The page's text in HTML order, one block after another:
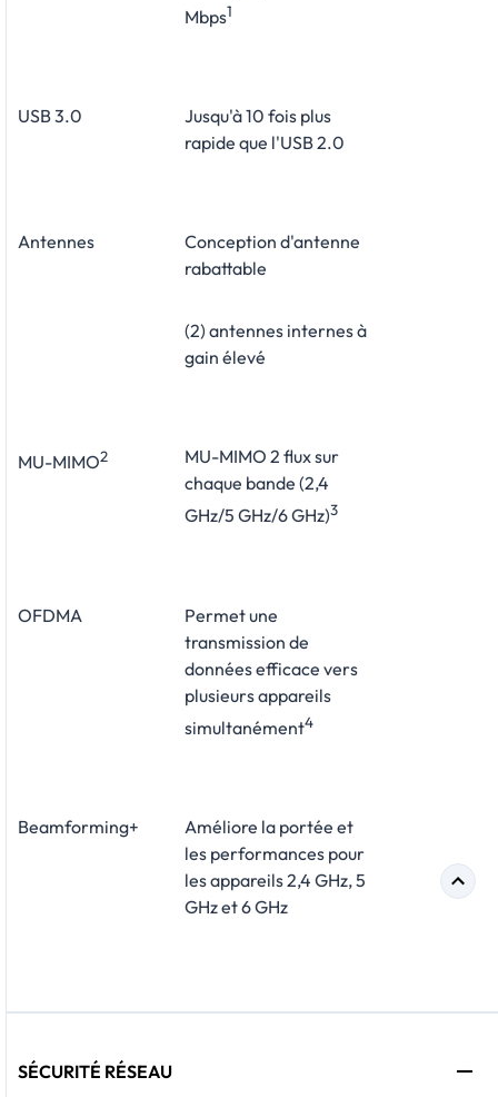
Mbps1
USB 3.0
Jusqu'à 10 fois plus
rapide que l'USB 2.0
Antennes
Conception d'antenne
rabattable
(2) antennes internes à
gain élevé
MU-MIMO2
MU-MIMO 2 flux sur
chaque bande (2,4
GHz/5 GHz/6 GHz)3
OFDMA
Permet une
transmission de
données efficace vers
plusieurs appareils
simultanément4
Beamforming+
Améliore la portée et
les performances pour
les appareils 2,4 GHz, 5
GHz et 6 GHz
SÉCURITÉ RÉSEAU